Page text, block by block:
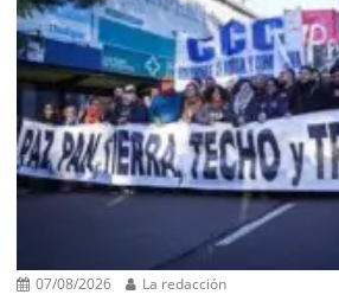
07/08/2026 La redacción